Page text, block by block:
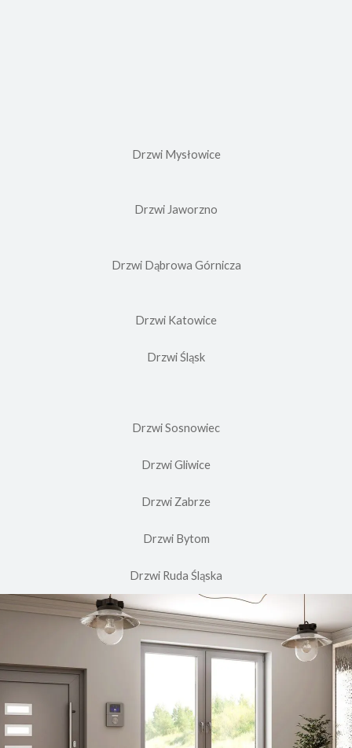
Drzwi Mysłowice
Drzwi Jaworzno
Drzwi Dąbrowa Górnicza
Drzwi Katowice
Drzwi Śląsk
Drzwi Sosnowiec
Drzwi Gliwice
Drzwi Zabrze
Drzwi Bytom
Drzwi Ruda Śląska